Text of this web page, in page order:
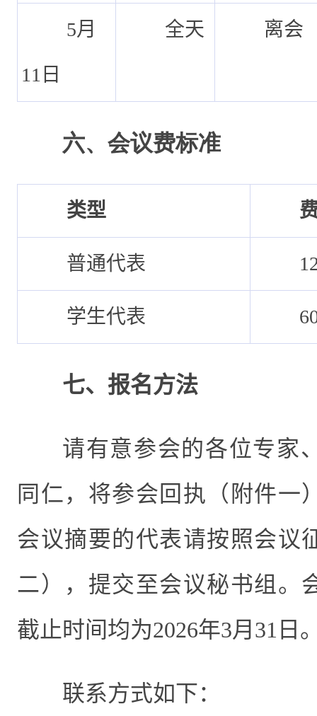
5月
11 日
全天 离会
六、会议费标准
类型
普通代表
学生代表
七、报名方法
请有意参会的各位专家
同仁，将参会回执（附件一
会议摘要的代表请按照会议
二），提交至会议秘书组。
截止时间均为2026年3月 31 日
联系方式如下：